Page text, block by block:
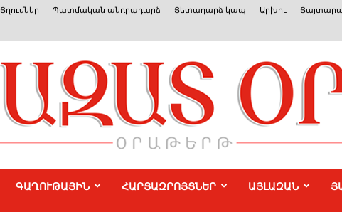
Յղումներ Պատմական անդրադարձ Յետադարձ կապ Արխիւ
ԳԱՂՈՒԹԱՅԻՆ ՀԱՐՑԱԶՐՈՅՑՆԵՐ ԱՅԼԱԶԱՆ